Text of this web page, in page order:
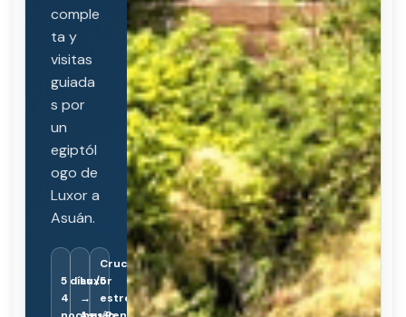
comple
ta y
visitas
guiada
s por
un
egiptól
ogo de
Luxor a
Asuán.
5 días /
4
Luxor
→
Crucero
5
estrellas